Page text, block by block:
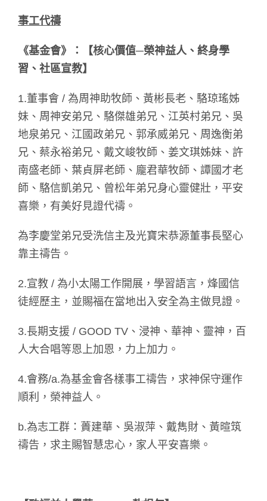
事工代禱
《基金會》：【核心價值─榮神益人、終身學
習、社區宣教】
1.董事會 / 為周神助牧師、黃彬長老、駱琼瑤姊
妹、周神安弟兄、駱傑雄弟兄、江英村弟兄、吳
地泉弟兄、江國政弟兄、郭承威弟兄、周逸衡弟
兄、蔡永裕弟兄、戴文峻牧師、姜文琪姊妹、許
南盛老師、葉貞屏老師、龐君華牧師、譚國才老
師、駱信凱弟兄、曾松年弟兄身心靈健壯，平安
喜樂，有美好見證代禱。
為李慶堂弟兄受洗信主及光寶宋恭源董事長堅心
靠主禱告。
2.宣教 / 為小太陽工作開展，學習語言，烽國信
徒經歷主，並賜福在當地出入安全為主做見證。
3.長期支援 / GOOD TV、浸神、華神、靈神，百
人大合唱等恩上加恩，力上加力。
4.會務/a.為基金會各樣事工禱告，求神保守運作
順利，榮神益人。
b.為志工群：蕢建華、吳淑萍、戴雋財、黃暄筑
禱告，求主賜智慧忠心，家人平安喜樂。